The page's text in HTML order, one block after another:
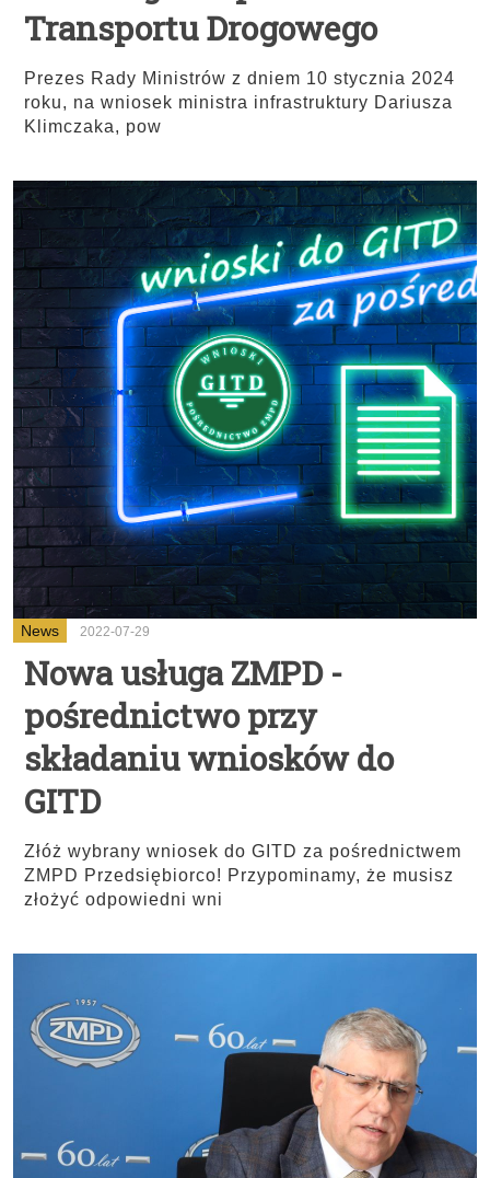
Transportu Drogowego
Prezes Rady Ministrów z dniem 10 stycznia 2024
roku, na wniosek ministra infrastruktury Dariusza
Klimczaka, pow
News 2022-07-29
Nowa usługa ZMPD -
pośrednictwo przy
składaniu wniosków do
GITD
Złóż wybrany wniosek do GITD za pośrednictwem
ZMPD Przedsiębiorco! Przypominamy, że musisz
złożyć odpowiedni wni